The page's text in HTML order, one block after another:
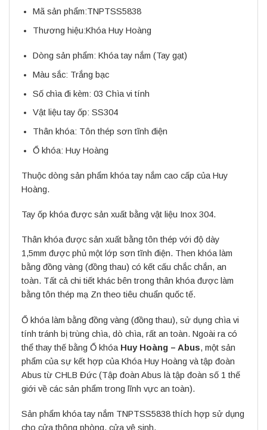
Mã sản phẩm:TNPTSS5838
Thương hiệu:Khóa Huy Hoàng
Dòng sản phẩm: Khóa tay nắm (Tay gạt)
Màu sắc: Trắng bạc
Số chìa đi kèm: 03 Chìa vi tính
Vật liệu tay ốp: SS304
Thân khóa: Tôn thép sơn tĩnh điện
Ổ khóa: Huy Hoàng
Thuộc dòng sản phẩm khóa tay nắm cao cấp của Huy
Hoàng.
Tay ốp khóa được sản xuất bằng vật liệu Inox 304.
Thân khóa được sản xuất bằng tôn thép với độ dày
1,5mm được phủ một lớp sơn tĩnh điện. Then khóa làm
bằng đồng vàng (đồng thau) có kết cấu chắc chắn, an
toàn. Tất cả chi tiết khác bên trong thân khóa được làm
bằng tôn thép mạ Zn theo tiêu chuẩn quốc tế.
Ổ khóa làm bằng đồng vàng (đồng thau), sử dụng chìa vi
tính tránh bị trùng chìa, dò chìa, rất an toàn. Ngoài ra có
thể thay thế bằng Ổ khóa Huy Hoàng – Abus, một sản
phẩm của sự kết hợp của Khóa Huy Hoàng và tập đoàn
Abus từ CHLB Đức (Tập đoàn Abus là tập đoàn số 1 thế
giới về các sản phẩm trong lĩnh vực an toàn).
Sản phẩm khóa tay nắm TNPTSS5838 thích hợp sử dụng
cho cửa thông phòng, cửa vệ sinh.